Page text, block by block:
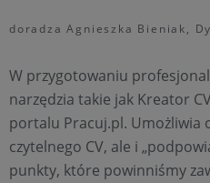
doradza Agnieszka Bieniak,
W przygotowaniu
narzędzia takie jak Kreator
portalu Pracuj.pl. Umożliwia
czytelnego CV, ale i
punkty, które powinniśmy